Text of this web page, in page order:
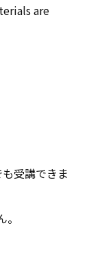
are
受講できま